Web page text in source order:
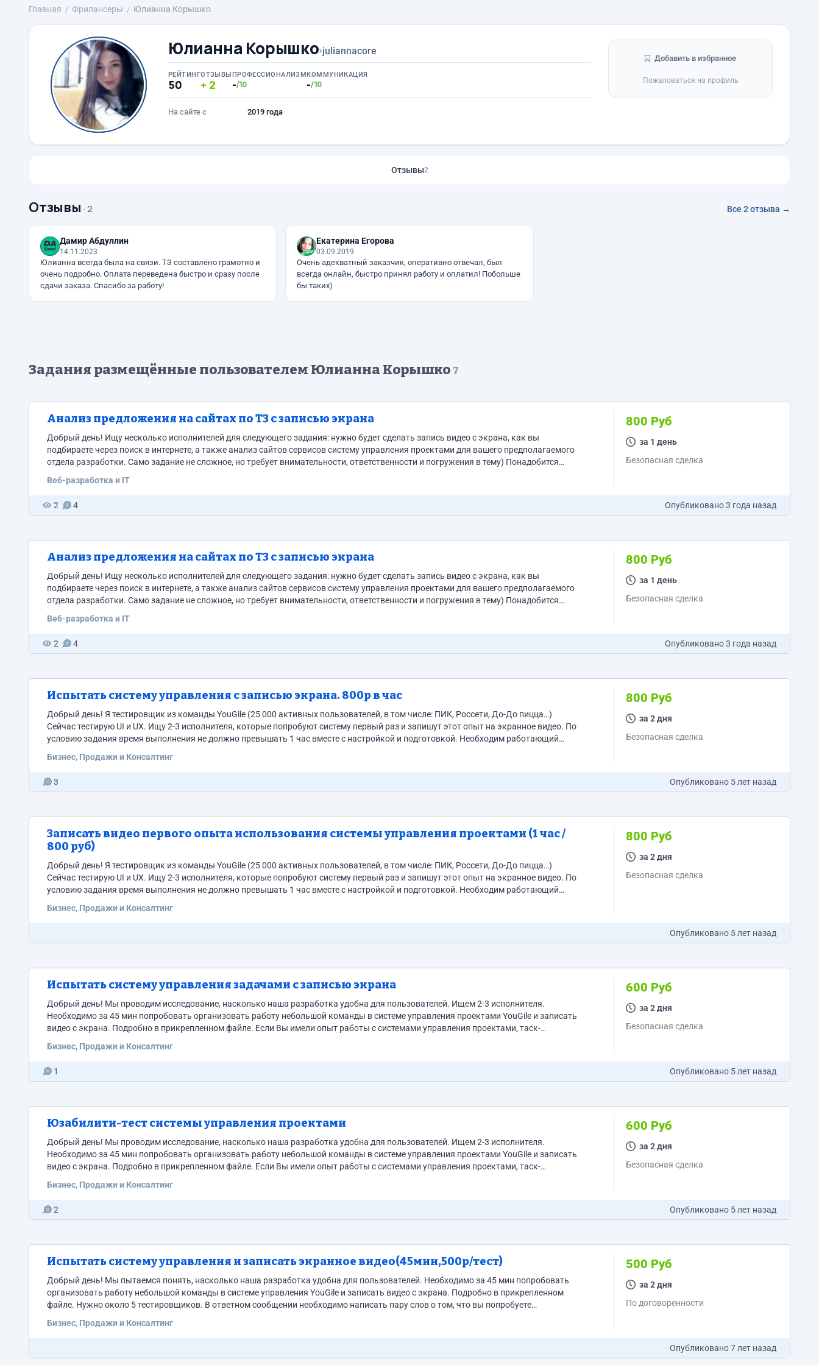
Главная Фрилансеры Юлианна Корышко
Юлианна Корышко›juliannacore
РЕЙТИНГ
50
ОТЗЫВЫ
2
ПРОФЕССИОНАЛИЗМ
-/10
КОММУНИКАЦИЯ
-/10
На сайте с 2019 года
Добавить в избранное
Пожаловаться на профиль
Отзывы2
Отзывы · 2 Все 2 отзыва →
Дамир Абдуллин
14.11.2023
Юлианна всегда была на связи. ТЗ составлено грамотно и
очень подробно. Оплата переведена быстро и сразу после
сдачи заказа. Спасибо за работу!
Екатерина Егорова
03.09.2019
Очень адекватный заказчик, оперативно отвечал, был
всегда онлайн, быстро принял работу и оплатил! Побольше
бы таких)
Задания размещённые пользователем Юлианна Корышко 7
Анализ предложения на сайтах по ТЗ с записью экрана
Добрый день! Ищу несколько исполнителей для следующего задания: нужно будет сделать запись видео с экрана, как вы
подбираете через поиск в интернете, а также анализ сайтов сервисов систему управления проектами для вашего предполагаемого
отдела разработки. Само задание не сложное, но требует внимательности, ответственности и погружения в тему) Понадобится
Веб-разработка и IT
800 Руб
за 1 день
Безопасная сделка
2 4 Опубликовано3 года назад
Анализ предложения на сайтах по ТЗ с записью экрана
Добрый день! Ищу несколько исполнителей для следующего задания: нужно будет сделать запись видео с экрана, как вы
подбираете через поиск в интернете, а также анализ сайтов сервисов систему управления проектами для вашего предполагаемого
отдела разработки. Само задание не сложное, но требует внимательности, ответственности и погружения в тему) Понадобится
Веб-разработка и IT
800 Руб
за 1 день
Безопасная сделка
2 4 Опубликовано3 года назад
Испытать систему управления с записью экрана. 800р в час
Добрый день! Я тестировщик из команды YouGile (25 000 активных пользователей, в том числе: ПИК, Россети, До-До пицца…)
Сейчас тестирую UI и UX. Ищу 2-3 исполнителя, которые попробуют систему первый раз и запишут этот опыт на экранное видео. По
условию задания время выполнения не должно превышать 1 час вместе с настройкой и подготовкой. Необходим работающий
Бизнес, Продажи и Консалтинг
800 Руб
за 2 дня
Безопасная сделка
3 Опубликовано 5 лет назад
Записать видео первого опыта использования системы управления проектами (1 час /
800 руб)
Добрый день! Я тестировщик из команды YouGile (25 000 активных пользователей, в том числе: ПИК, Россети, До-До пицца…)
Сейчас тестирую UI и UX. Ищу 2-3 исполнителя, которые попробуют систему первый раз и запишут этот опыт на экранное видео. По
условию задания время выполнения не должно превышать 1 час вместе с настройкой и подготовкой. Необходим работающий
Бизнес, Продажи и Консалтинг
800 Руб
за 2 дня
Безопасная сделка
Опубликовано 5 лет назад
Испытать систему управления задачами с записью экрана
Добрый день! Мы проводим исследование, насколько наша разработка удобна для пользователей. Ищем 2-3 исполнителя.
Необходимо за 45 мин попробовать организовать работу небольшой команды в системе управления проектами YouGile и записать
видео с экрана. Подробно в прикрепленном файле. Если Вы имели опыт работы с системами управления проектами, таск-
задание. Нам нужно...
Бизнес, Продажи и Консалтинг
600 Руб
за 2 дня
Безопасная сделка
1 Опубликовано 5 лет назад
Юзабилити-тест системы управления проектами
Добрый день! Мы проводим исследование, насколько наша разработка удобна для пользователей. Ищем 2-3 исполнителя.
Необходимо за 45 мин попробовать организовать работу небольшой команды в системе управления проектами YouGile и записать
видео с экрана. Подробно в прикрепленном файле. Если Вы имели опыт работы с системами управления проектами, таск-
задание. Нам нужно...
Бизнес, Продажи и Консалтинг
600 Руб
за 2 дня
Безопасная сделка
2 Опубликовано 5 лет назад
Испытать систему управления и записать экранное видео(45мин,500р/тест)
Добрый день! Мы пытаемся понять, насколько наша разработка удобна для пользователей. Необходимо за 45 мин попробовать
организовать работу небольшой команды в системе управления YouGile и записать видео с экрана. Подробно в прикрепленном
файле. Нужно около 5 тестировщиков. В ответном сообщении необходимо написать пару слов о том, что вы попробуете
Бизнес, Продажи и Консалтинг
500 Руб
за 2 дня
По договоренности
Опубликовано7 лет назад